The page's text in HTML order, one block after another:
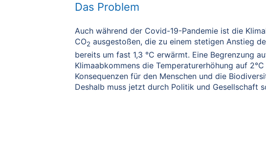
Das Problem
Auch während der Covid-19-Pandemie ist die
CO2 ausgestoßen, die zu einem stetigen Anstieg
bereits um fast 1,3 °C erwärmt. Eine Begrenzung
Klimaabkommens die Temperaturerhöhung auf
Konsequenzen für den Menschen und die
Deshalb muss jetzt durch Politik und Gesellschaft